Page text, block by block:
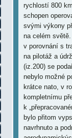
rychlostí 800
schopen
svými výkony
na celém
v porovnání s
na pilotáž a
(iz.200) se
nebylo možné
krátce nato, v
kompletnímu
k
bylo přitom
navrhnuto a